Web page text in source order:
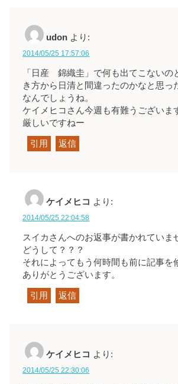
udon より:
2014/05/25 17:57:06
「日産 錦織圭」で何も出てこないの
き方から日清と間違ったのかなと思っ
なんでしょうね。
ケイメヒコさん今週も有難うございま
厳しいですねー
引用 返信
ケイメヒコ より:
2014/05/25 22:04:58
スイカさんへのお返事が書かれていま
どうして？？？
それによってもう何時間も前に記事を
ありがとうございます。
引用 返信
ケイメヒコ より:
2014/05/25 22:30:06